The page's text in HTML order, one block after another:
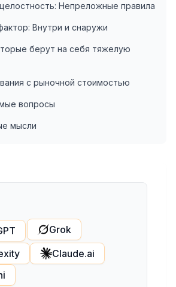
Непреложные правила
Внутри и снаружи
берут на себя тяжелую
с рыночной стоимостью
вопросы
мысли
Grok
Claude.ai